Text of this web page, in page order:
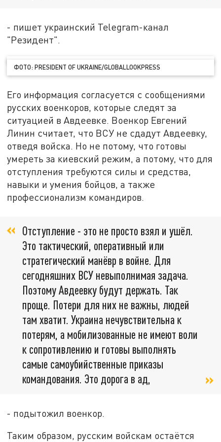
- пишет украинский Telegram-канал
"Резидент".
ФОТО: PRESIDENT OF UKRAINE/GLOBALLOOKPRESS
Его информация согласуется с сообщениями
русских военкоров, которые следят за
ситуацией в Авдеевке. Военкор Евгений
Линин считает, что ВСУ не сдадут Авдеевку,
отведя войска. Но не потому, что готовы
умереть за киевский режим, а потому, что для
отступления требуются силы и средства,
навыки и умения бойцов, а также
профессионализм командиров.
Отступление - это не просто взял и ушёл.
Это тактический, оперативный или
стратегический манёвр в войне. Для
сегодняшних ВСУ невыполнимая задача.
Поэтому Авдеевку будут держать. Так
проще. Потери для них не важны, людей
там хватит. Украина нечувствительна к
потерям, а мобилизованные не имеют воли
к сопротивлению и готовы выполнять
самые самоубийственные приказы
командования. Это дорога в ад,
- подытожил военкор.
Таким образом, русским войскам остаётся